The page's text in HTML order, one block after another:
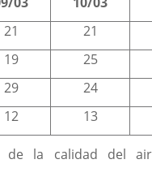
21 21
19 25
29 24
12 13
de la calidad del